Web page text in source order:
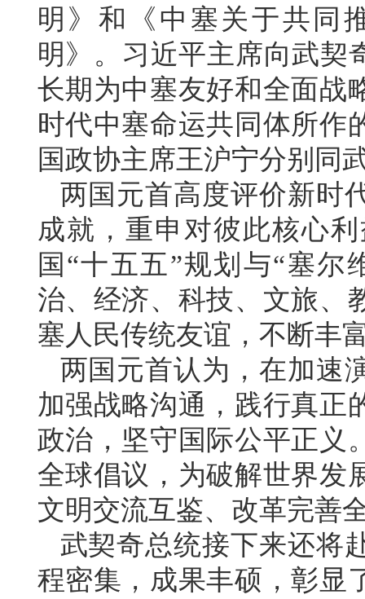
明》和《中塞关于共同
明》。习近平主席向武契
长期为中塞友好和全面战
时代中塞命运共同体所作
国政协主席王沪宁分别同
两国元首高度评价新时
成就，重申对彼此核心
国“十五五”规划与“塞尔
治、经济、科技、文旅、
塞人民传统友谊，不断丰
两国元首认为，在加速
加强战略沟通，践行真正
政治，坚守国际公平正义
全球倡议，为破解世界发
文明交流互鉴、改革完善
武契奇总统接下来还将
程密集，成果丰硕，彰显